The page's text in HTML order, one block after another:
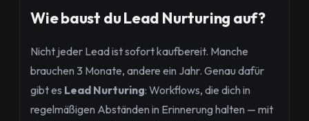
Wie baust du Lead Nurturing auf?
Nicht jeder Lead ist sofort kaufbereit. Manche
brauchen 3 Monate, andere ein Jahr. Genau dafür
gibt es Lead Nurturing: Workflows, die dich in
regelmäßigen Abständen in Erinnerung halten — mit